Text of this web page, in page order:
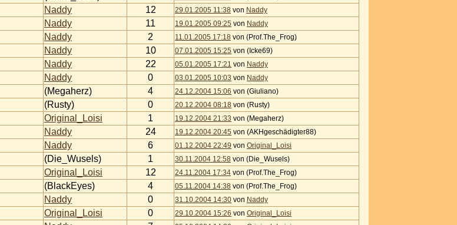
Naddy 12 29.01.2005 11:38 von Naddy
Naddy 11 19.01.2005 09:25 von Naddy
Naddy 2 11.01.2005 17:18 von (Prof.The_Frog)
Naddy 10 07.01.2005 15:25 von (Icke69)
Naddy 22 05.01.2005 17:21 von Naddy
Naddy 0 03.01.2005 10:03 von Naddy
(Megaherz) 4 24.12.2004 15:06 von (Giuliano)
(Rusty) 0 20.12.2004 08:18 von (Rusty)
Original_Loisi 1 19.12.2004 21:33 von (Megaherz)
Naddy 24 19.12.2004 20:45 von (AKHgeschädigter88)
Naddy 6 01.12.2004 22:49 von Original_Loisi
(Die_Wusels) 1 30.11.2004 12:58 von (Die_Wusels)
Original_Loisi 12 24.11.2004 17:34 von (Prof.The_Frog)
(BlackEyes) 4 05.11.2004 14:38 von (Prof.The_Frog)
Naddy 0 31.10.2004 14:30 von Naddy
Original_Loisi 0 29.10.2004 15:26 von Original_Loisi